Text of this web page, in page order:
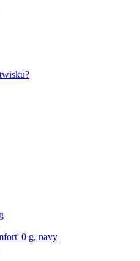
0 g, navy